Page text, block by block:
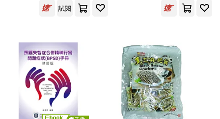
幸福空間編輯部(31)
施孝昌(31)
嚴軍(30)
若菜モモ(29) きたみまゆ(28)
新世界出版社(129)
Naxos(127) 華夏出版社(126)
上海譯文出版社(124)
試閱